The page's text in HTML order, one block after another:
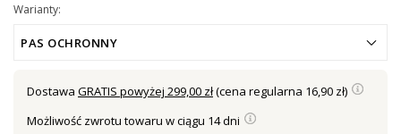
Warianty:
PAS OCHRONNY
Dostawa GRATIS powyżej 299,00 zł(cena regularna 16,90 zł)
Możliwość zwrotu towaru w ciągu 14 dni